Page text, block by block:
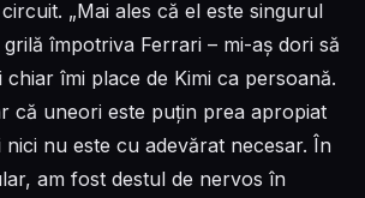
„Mai ales că el este singurul
împotriva Ferrari – mi-aș dori să
îmi place de Kimi ca persoană.
că uneori este puțin prea apropiat
nu este cu adevărat necesar. În
am fost destul de nervos în